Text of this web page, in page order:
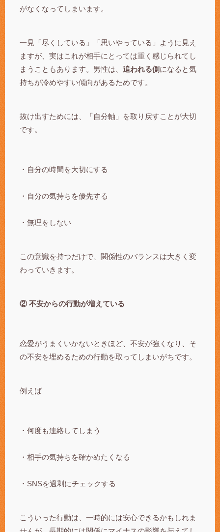
がなくなってしまいます。
一見「尽くしている」「思いやっている」ように見え
ますが、実はこれが相手にとっては重く感じられてし
まうこともあります。男性は、 追われる側になると気
持ちが冷めやすい傾向があるためです。
抜け出すためには、「自分軸」を取り戻すことが大切
です。
・自分の時間を大切にする
・自分の気持ちを優先する
・無理をしない
この意識を持つだけで、関係性のバランスは大きく変
わっていきます。
② 不安からの行動が増えている
恋愛がうまくいかないときほど、不安が強くなり、そ
の不安を埋めるための行動を取ってしまいがちです。
例えば
・何度も連絡してしまう
・相手の気持ちを確かめたくなる
・SNSを過剰にチェックする
こういった行動は、一時的には安心できるかもしれま